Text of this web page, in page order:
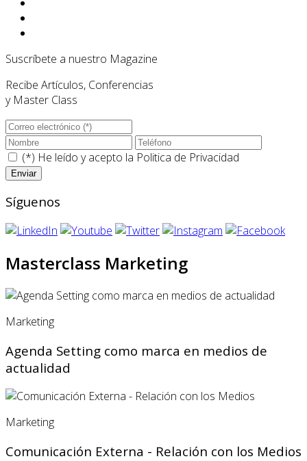
Suscríbete a nuestro Magazine
Recibe Artículos, Conferencias
y Master Class
(*) He leído y acepto la Politica de Privacidad
Síguenos
Masterclass Marketing
Marketing
Agenda Setting como marca en medios de
actualidad
Marketing
Comunicación Externa - Relación con los Medios